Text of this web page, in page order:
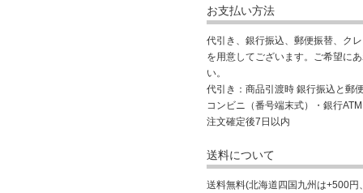
お支払い方法
代引き、銀行振込、郵便振替、ク
を用意してございます。ご希望に
い。
代引き：商品引渡時 銀行振込と郵
コンビニ（番号端末式）・銀行
注文確定後7日以内
送料について
送料無料(北海道四国九州は+500円